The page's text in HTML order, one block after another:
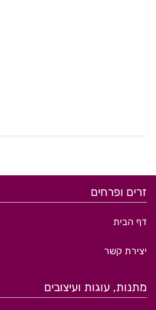
זרים ופרחים
דף הבית
יצירת קשר
מתנות, עוגות ועיצובים